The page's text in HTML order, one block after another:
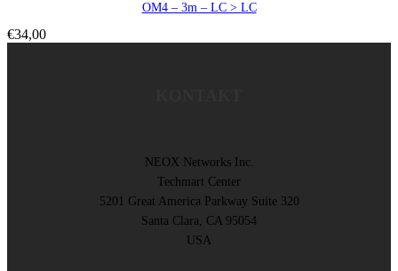
OM4 – 3m – LC > LC
€34,00
NEOX Networks Inc.
Techmart Center
5201 Great America Parkway Suite 320
Santa Clara, CA 95054
USA